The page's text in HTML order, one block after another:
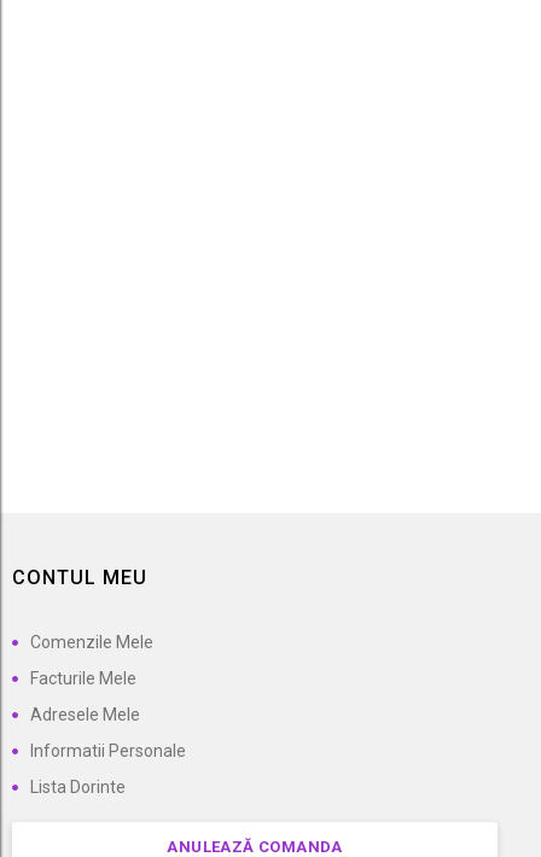
CONTUL MEU
Comenzile Mele
Facturile Mele
Adresele Mele
Informatii Personale
Lista Dorinte
ANULEAZĂ COMANDA